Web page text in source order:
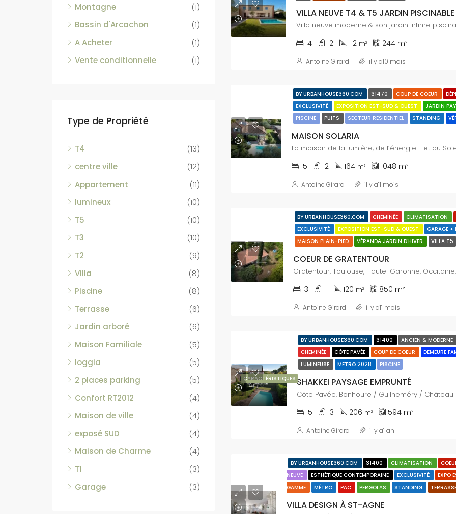
Villa neuve moderne & son jardin intime
4 2 112 m² 244 m²
Antoine Girard il y a10 mois
BY URBANHOUSE360.COM 31470 COUP DE COEUR
EXCLUSIVITÉ
EXPOSITION EST-SUD & OUEST JARDIN
PISCINE
PUITS SECTEUR RESIDENTIEL STANDING
MAISON SOLARIA
La maison de la lumière, de l’énergie... et du
5 2 164 m² 1048 m²
Antoine Girard il y a11 mois
BY URBANHOUSE360.COM CHEMINÉE CLIMATISATION
EXCLUSIVITÉ
EXPOSITION EST-SUD & OUEST GARAGE +
MAISON PLAIN-PIED
VÉRANDA JARDIN D'HIVER VILLA T5
COEUR DE GRATENTOUR
3 1 120 m² 850 m²
Antoine Girard il y a11 mois
CARACTÉRISTIQUES
BY URBANHOUSE360.COM 31400 ANCIEN & MODERNE
CHEMINÉE
CÔTE PAVÉE COUP DE COEUR DEMEURE
LUMINEUSE
METRO 2028 PISCINE
SHAKKEI PAYSAGE EMPRUNTÉ
5 3 206 m² 594 m²
Antoine Girard il y a1 an
BY URBANHOUSE360.COM 31400 CLIMATISATION
NEUVE
ESTHÉTIQUE CONTEMPORAINE EXCLUSIVITÉ EXPO
GAMME
MÉTRO PAC PERGOLAS STANDING
VILLA DESIGN À ST-AGNE
Montagne
(1)
Bassin d'Arcachon
(1)
A Acheter
(1)
Vente conditionnelle
(1)
Type de Propriété
T4
(13)
centre ville
(12)
Appartement
(11)
lumineux
(10)
T5
(10)
T3
(10)
T2
(9)
Villa
(8)
Piscine
(8)
Terrasse
(6)
Jardin arboré
(6)
Maison Familiale
(5)
loggia
(5)
2 places parking
(5)
Confort RT2012
(4)
Maison de ville
(4)
exposé SUD
(4)
Maison de Charme
(4)
T1
(3)
Garage
(3)